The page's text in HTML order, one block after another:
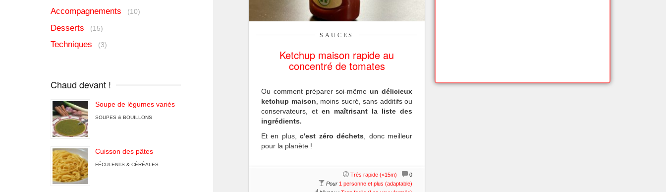
SAUCES
Ketchup maison rapide au
concentré de tomates
Ou comment préparer soi-mêmeun délicieux
ketchup maison , moins sucré, sans additifs ou
conservateurs, et en maîtrisant la liste des
ingrédients.
Et en plus,c'est zéro déchets , donc meilleur
pour la planète !
0
Très rapide (<15m)
Pour 1 personne et plus (adaptable)
Accompagnements (10)
Desserts (15)
Techniques (3)
Chaud devant !
Soupe de légumes variés
SOUPES & BOUILLONS
Cuisson des pâtes
FÉCULENTS & CÉRÉALES